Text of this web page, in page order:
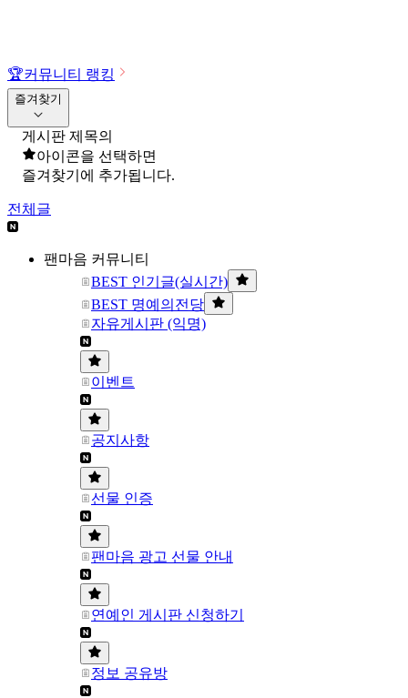
🏆커뮤니티 랭킹
즐겨찾기
게시판 제목의
아이콘을 선택하면
즐겨찾기에 추가됩니다.
전체글
팬마음 커뮤니티
BEST 인기글(실시간)
BEST 명예의전당
자유게시판 (익명)
이벤트
공지사항
선물 인증
팬마음 광고 선물 안내
연예인 게시판 신청하기
정보 공유방